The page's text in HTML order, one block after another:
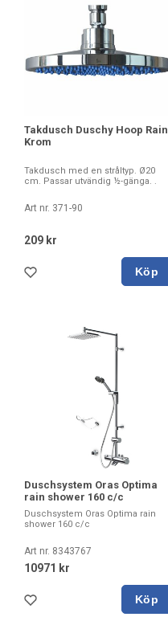
Takdusch Duschy Hoop Rain
Krom
Takdusch med en stråltyp. Ø20
cm. Passar utvändig ½-gänga. .
Art nr. 371-90
209 kr
Köp
Duschsystem Oras Optima
rain shower 160 c/c
Duschsystem Oras Optima rain
shower 160 c/c
Art nr. 8343767
10971 kr
Köp